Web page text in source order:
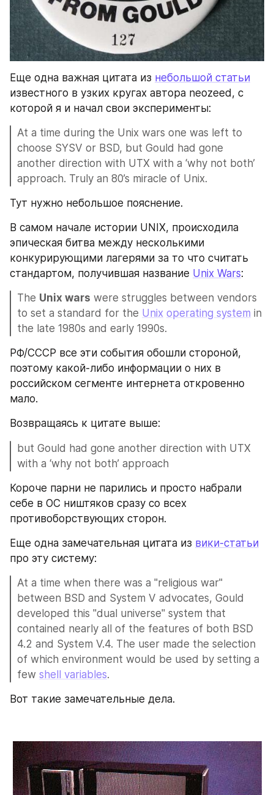
Еще одна важная цитата из небольшой статьи
известного в узких кругах автора neozeed, с
которой я и начал свои эксперименты:
At a time during the Unix wars one was left to
choose SYSV or BSD, but Gould had gone
another direction with UTX with a ‘why not both’
approach. Truly an 80’s miracle of Unix.
Тут нужно небольшое пояснение.
В самом начале истории UNIX, происходила
эпическая битва между несколькими
конкурирующими лагерями за то что считать
стандартом, получившая название Unix Wars:
The Unix wars were struggles between vendors
to set a standard for the Unix operating system in
the late 1980s and early 1990s.
РФ/СССР все эти события обошли стороной,
поэтому какой-либо информации о них в
российском сегменте интернета откровенно
мало.
Возвращаясь к цитате выше:
but Gould had gone another direction with UTX
with a ‘why not both’ approach
Короче парни не парились и просто набрали
себе в ОС ништяков сразу со всех
противоборствующих сторон.
Еще одна замечательная цитата из вики-статьи
про эту систему:
At a time when there was a "religious war"
between BSD and System V advocates, Gould
developed this "dual universe" system that
contained nearly all of the features of both BSD
4.2 and System V.4. The user made the selection
of which environment would be used by setting a
few shell variables.
Вот такие замечательные дела.